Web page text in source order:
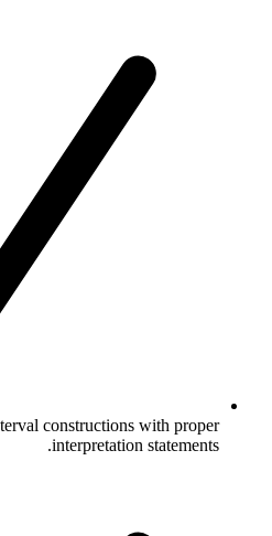
constructions with proper
interpretation statements.